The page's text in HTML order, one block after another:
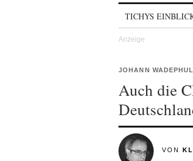
TICHYS
JOHANN
Auch die
VON